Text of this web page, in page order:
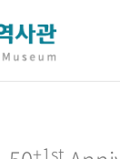
+1st